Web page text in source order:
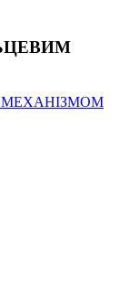
МЕХАНІЗМОМ